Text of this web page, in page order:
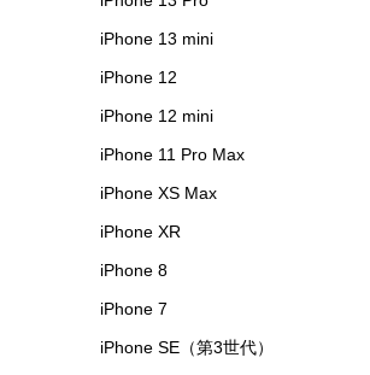
iPhone 13 mini
iPhone 12
iPhone 12 mini
iPhone 11 Pro Max
iPhone XS Max
iPhone XR
iPhone 8
iPhone 7
iPhone SE（第3世代）